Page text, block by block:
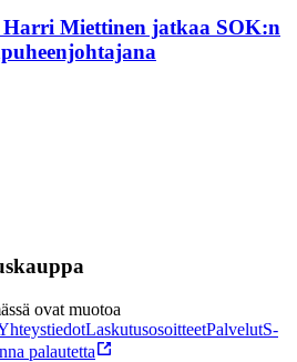
Miettinen jatkaa SOK:n
ovat muotoa
LaskutusosoitteetPalvelutS-
palautetta